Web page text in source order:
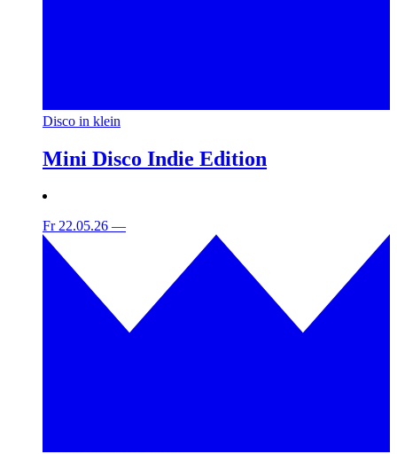
Disco in klein
Mini Disco Indie Edition
Fr 22.05.26 —